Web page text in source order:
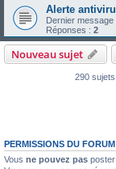
Alerte
Dernier message
Réponses : 2
Nouveau sujet
290 sujets
PERMISSIONS DU FORUM
Vous ne pouvez pas